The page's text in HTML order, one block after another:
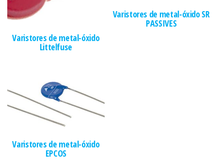
Varistores de metal-óxido
Littelfuse
Varistores de metal-óxido SR
PASSIVES
Varistores de metal-óxido
EPCOS